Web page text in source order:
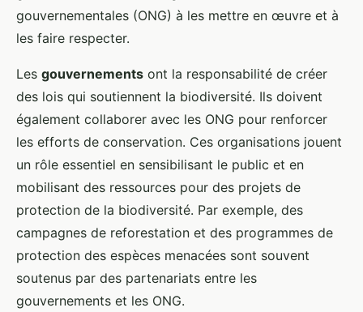
gouvernementales (ONG) à les mettre en œuvre et à
les faire respecter.
Les gouvernements ont la responsabilité de créer
des lois qui soutiennent la biodiversité. Ils doivent
également collaborer avec les ONG pour renforcer
les efforts de conservation. Ces organisations jouent
un rôle essentiel en sensibilisant le public et en
mobilisant des ressources pour des projets de
protection de la biodiversité. Par exemple, des
campagnes de reforestation et des programmes de
protection des espèces menacées sont souvent
soutenus par des partenariats entre les
gouvernements et les ONG.